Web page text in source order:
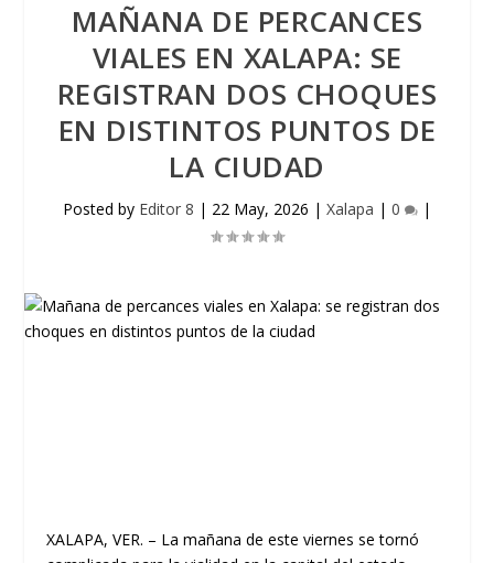
MAÑANA DE PERCANCES
VIALES EN XALAPA: SE
REGISTRAN DOS CHOQUES
EN DISTINTOS PUNTOS DE
LA CIUDAD
Posted by Editor 8 | 22 May, 2026 | Xalapa | 0 |
XALAPA, VER. – La mañana de este viernes se tornó